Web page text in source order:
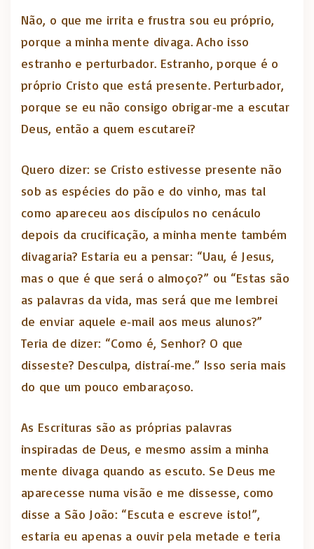
Não, o que me irrita e frustra sou eu próprio,
porque a minha mente divaga. Acho isso
estranho e perturbador. Estranho, porque é o
próprio Cristo que está presente. Perturbador,
porque se eu não consigo obrigar‑me a escutar
Deus, então a quem escutarei?
Quero dizer: se Cristo estivesse presente não
sob as espécies do pão e do vinho, mas tal
como apareceu aos discípulos no cenáculo
depois da crucificação, a minha mente também
divagaria? Estaria eu a pensar: “Uau, é Jesus,
mas o que é que será o almoço?” ou “Estas são
as palavras da vida, mas será que me lembrei
de enviar aquele e‑mail aos meus alunos?”
Teria de dizer: “Como é, Senhor? O que
disseste? Desculpa, distraí‑me.” Isso seria mais
do que um pouco embaraçoso.
As Escrituras são as próprias palavras
inspiradas de Deus, e mesmo assim a minha
mente divaga quando as escuto. Se Deus me
aparecesse numa visão e me dissesse, como
disse a São João: “Escuta e escreve isto!”,
estaria eu apenas a ouvir pela metade e teria